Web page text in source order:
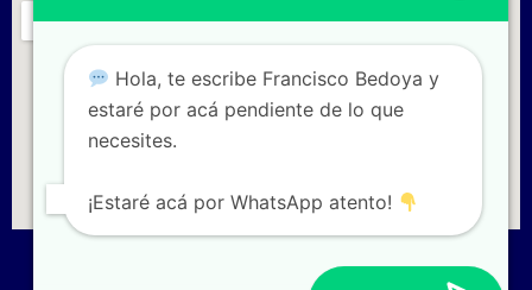
b
o
o
k
a
g
r
a
m
e
d
i
n
m
a
r
k
e
l
t
Hola, te escribe Francisco Bedoya y
estaré por acá pendiente de lo que
necesites.
¡Estaré acá por WhatsApp atento!